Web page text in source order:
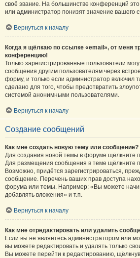
своё звание. На большинстве конференций
или администратор понизят значение вашего
Вернуться к началу
Когда я щёлкаю по ссылке «email», от меня
конференцию!
Только зарегистрированные пользователи
сообщения другим пользователям через
форму, и только если администратор включил
сделано для того, чтобы предотвратить
системой анонимными пользователями.
Вернуться к началу
Создание сообщений
Как мне создать новую тему или сообщение?
Для создания новой темы в форуме щёлкните
Для размещения сообщения в теме щёлкните
Возможно, придётся зарегистрироваться,
сообщение. Перечень ваших прав доступа
форума или темы. Например: «Вы можете
добавлять вложения» и т.п.
Вернуться к началу
Как мне отредактировать или удалить
Если вы не являетесь администратором или
вы можете редактировать и удалять только
Вы можете перейти к редактированию,